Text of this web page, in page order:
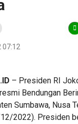
07:12
– Presiden RI
Bendungan
Sumbawa, Nusa
2022). Presiden